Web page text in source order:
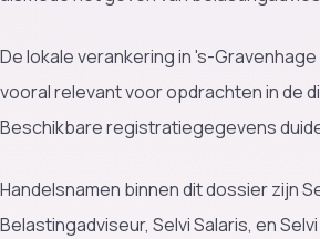
De lokale verankering in 's-
vooral relevant voor opdrachten in de
Beschikbare registratiegegevens
Handelsnamen binnen dit dossier zijn
Belastingadviseur, Selvi Salaris, en